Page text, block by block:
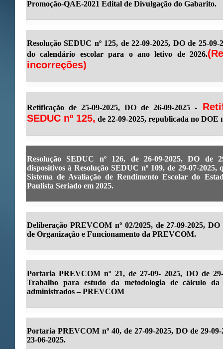
Promoção-QAE-2021 Edital de Divulgação do Gabarito.
Resolução SEDUC nº 125, de 22-09-2025, DO de 25-09-
do calendário escolar para o ano letivo de 2026.
incorreções)
Retificação de 25-09-2025, DO de 26-09-2025 -
SEDUC nº 125, de 22-09-2025, republicada no DOE
Resolução SEDUC nº 126, de 26-09-2025, DO de
dispositivos à Resolução SEDUC nº 109, de 29-07-2025,
Sistema de Avaliação de Rendimento Escolar do
Paulista Seriado em 2025.
Deliberação PREVCOM nº 02/2025, de 27-09-2025,
de Organização e Funcionamento da PREVCOM.
Portaria PREVCOM nº 21, de 27-09- 2025, DO de
Trabalho para estudo da metodologia de cálculo
administrados – PREVCOM
Portaria PREVCOM nº 40, de 27-09-2025, DO de 29-
23-06-2025.